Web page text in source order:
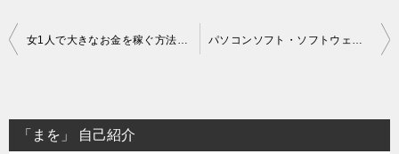
投
ビ
「まを」 自己紹介